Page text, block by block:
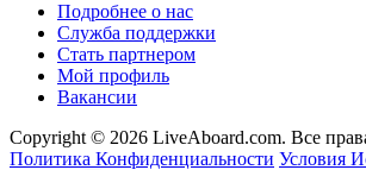
Подробнее о нас
Служба поддержки
Стать партнером
Мой профиль
Вакансии
Copyright © 2026 LiveAboard.com. Все
Политика Конфиденциальности Условия